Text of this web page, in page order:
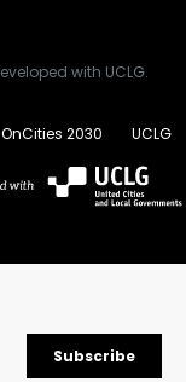
with UCLG.
OnCities 2030 UCLG
Subscribe